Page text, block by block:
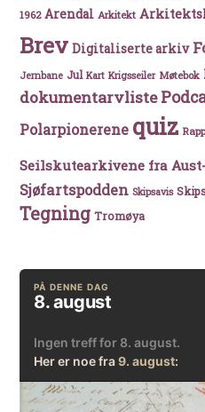
1962 Arendal Arkitekt
Brev Digitaliserte arkiv
Jernbane Jul Kart Krigsseiler Møtebok
dokumentarvliste
Polarpionerene quiz
Seilskutearkivene fra
Sjøfartspodden Skipsavis
Tegning Tromøya